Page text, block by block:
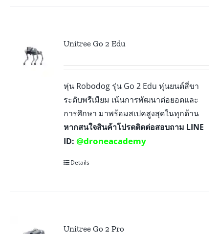
Unitree Go 2 Edu
หุ่น Robodog รุ่น Go 2 Edu หุ่นยนต์สี่ขา
ระดับพรีเมียม เน้นการพัฒนาต่อยอดและ
การศึกษา มาพร้อมสเปคสูงสุดในทุกด้าน
หากสนใจสินค้าโปรดติดต่อสอบถาม LINE
ID:@droneacademy
Details
Unitree Go 2 Pro